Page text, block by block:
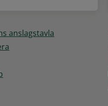
anslagstavla